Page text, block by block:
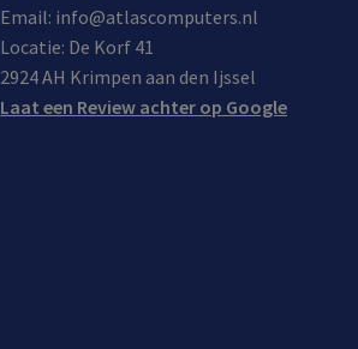
Email: info@atlascomputers.nl
Locatie: De Korf 41
2924 AH Krimpen aan den Ijssel
Laat een Review achter op Google